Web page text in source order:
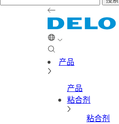
产品
产品
粘合剂
粘合剂